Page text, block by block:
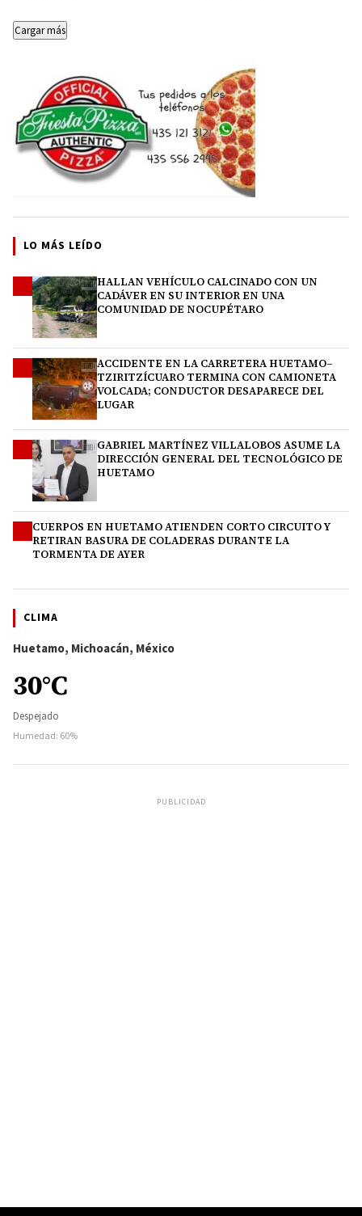
Cargar más
LO MÁS LEÍDO
HALLAN VEHÍCULO CALCINADO CON UN
CADÁVER EN SU INTERIOR EN UNA
COMUNIDAD DE NOCUPÉTARO
ACCIDENTE EN LA CARRETERA HUETAMO–
TZIRITZÍCUARO TERMINA CON CAMIONETA
VOLCADA; CONDUCTOR DESAPARECE DEL
LUGAR
GABRIEL MARTÍNEZ VILLALOBOS ASUME LA
DIRECCIÓN GENERAL DEL TECNOLÓGICO DE
HUETAMO
CUERPOS EN HUETAMO ATIENDEN CORTO CIRCUITO Y
RETIRAN BASURA DE COLADERAS DURANTE LA
TORMENTA DE AYER
CLIMA
Huetamo, Michoacán, México
30°C
Despejado
Humedad: 60%
PUBLICIDAD